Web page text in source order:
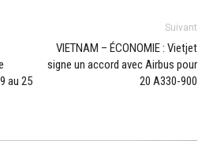
au 25
Suivant
VIETNAM – ÉCONOMIE : Vietjet
signe un accord avec Airbus pour
20 A330-900